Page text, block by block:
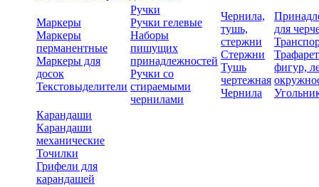
Маркеры
Маркеры
перманентные
Маркеры для
досок
Текстовыделители
Ручки
Ручки гелевые
Наборы
пишущих
принадлежностей
Ручки со
стираемыми
чернилами
Чернила,
тушь,
стержни
Стержни
Тушь
чертежная
Чернила
для
фигур,
Карандаши
Карандаши
механические
Точилки
Грифели для
карандашей